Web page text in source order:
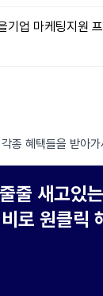
기업 마케팅지원
종 혜택들을 받아가
줄 새고있
로 원클릭